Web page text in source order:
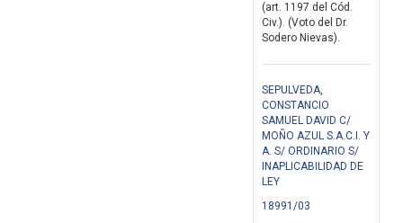
(art. 1197 del Cód.
Civ.). (Voto del Dr.
Sodero Nievas).
SEPULVEDA,
CONSTANCIO
SAMUEL DAVID C/
MOÑO AZUL S.A.C.I. Y
A. S/ ORDINARIO S/
INAPLICABILIDAD DE
LEY
18991/03